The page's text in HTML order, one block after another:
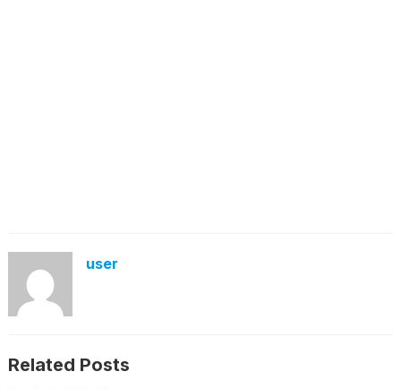
user
Related Posts